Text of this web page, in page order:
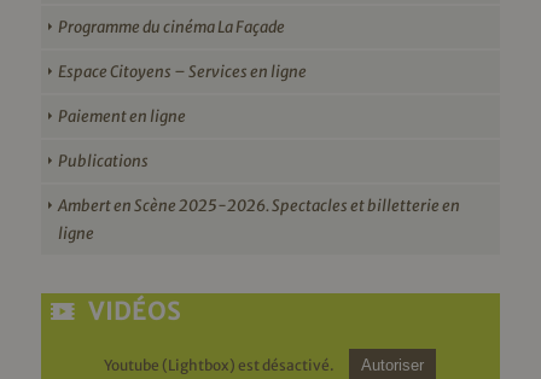
Programme du cinéma La Façade
Espace Citoyens – Services en ligne
Paiement en ligne
Publications
Ambert en Scène 2025-2026. Spectacles et billetterie en
ligne
VIDÉOS
Youtube (Lightbox) est désactivé. Autoriser